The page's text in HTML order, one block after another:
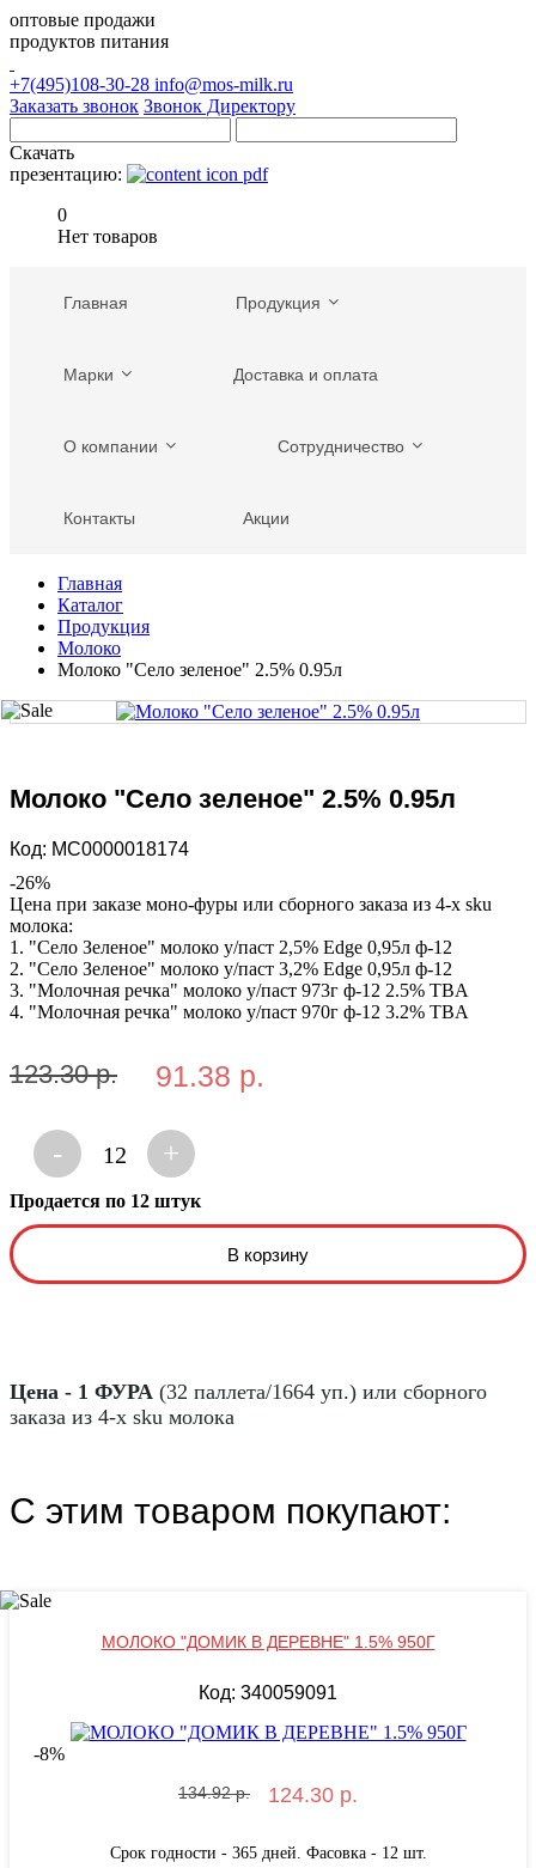
оптовые продажи
продуктов питания
+7(495)108-30-28 info@mos-milk.ru
Заказать звонок Звонок Директору
Скачать
презентацию:
0
Нет товаров
Главная Продукция
Марки Доставка и оплата
О компании Сотрудничество
Контакты Акции
Главная
Каталог
Продукция
Молоко
Молоко "Село зеленое" 2.5% 0.95л
Молоко "Село зеленое" 2.5% 0.95л
Код: MС0000018174
-26%
Цена при заказе моно-фуры или сборного заказа из 4-х sku
молока:
1. "Село Зеленое" молоко у/паст 2,5% Edge 0,95л ф-12
2. "Село Зеленое" молоко у/паст 3,2% Edge 0,95л ф-12
3. "Молочная речка" молоко у/паст 973г ф-12 2.5% TBA
4. "Молочная речка" молоко у/паст 970г ф-12 3.2% TBA
123.30 р. 91.38 р.
- 12 +
Продается по 12 штук
Цена - 1 ФУРА (32 паллета/1664 уп.) или сборного
заказа из 4-х sku молока
С этим товаром покупают:
МОЛОКО "ДОМИК В ДЕРЕВНЕ" 1.5% 950Г
Код: 340059091
-8%
134.92 р. 124.30 р.
Срок годности - 365 дней. Фасовка - 12 шт.